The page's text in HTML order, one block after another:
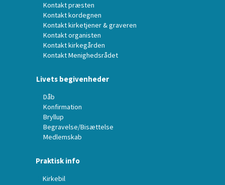
Kontakt præsten
Kontakt kordegnen
Kontakt kirketjener & graveren
Kontakt organisten
Kontakt kirkegården
Kontakt Menighedsrådet
Livets begivenheder
Dåb
Konfirmation
Bryllup
Begravelse/Bisættelse
Medlemskab
Praktisk info
Kirkebil